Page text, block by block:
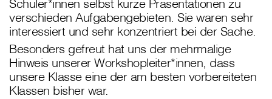
Schüler*innen selbst kurze Präsentationen zu
verschieden Aufgabengebieten. Sie waren sehr
interessiert und sehr konzentriert bei der Sache.
Besonders gefreut hat uns der mehrmalige
Hinweis unserer Workshopleiter*innen, dass
unsere Klasse eine der am besten vorbereiteten
Klassen bisher war.